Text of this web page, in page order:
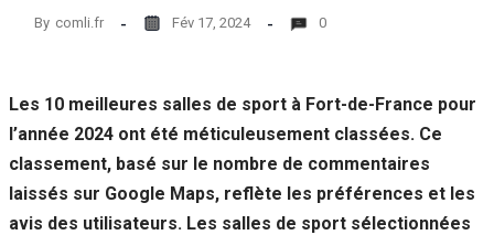
By comli.fr Fév 17, 2024 0
Les 10 meilleures salles de sport à Fort-de-France pour
l’année 2024 ont été méticuleusement classées. Ce
classement, basé sur le nombre de commentaires
laissés sur Google Maps, reflète les préférences et les
avis des utilisateurs. Les salles de sport sélectionnées